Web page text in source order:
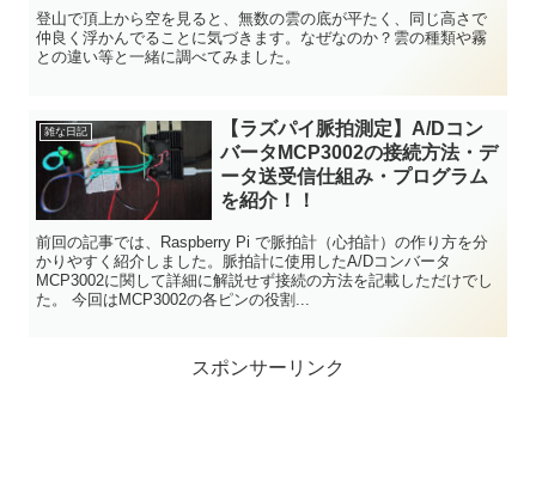
登山で頂上から空を見ると、無数の雲の底が平たく、同じ高さで
仲良く浮かんでることに気づきます。なぜなのか？雲の種類や霧
との違い等と一緒に調べてみました。
雑な日記
【ラズパイ脈拍測定】A/Dコン
バータMCP3002の接続方法・デ
ータ送受信仕組み・プログラム
を紹介！！
前回の記事では、Raspberry Pi で脈拍計（心拍計）の作り方を分
かりやすく紹介しました。脈拍計に使用したA/Dコンバータ
MCP3002に関して詳細に解説せず接続の方法を記載しただけでし
た。 今回はMCP3002の各ピンの役割...
スポンサーリンク